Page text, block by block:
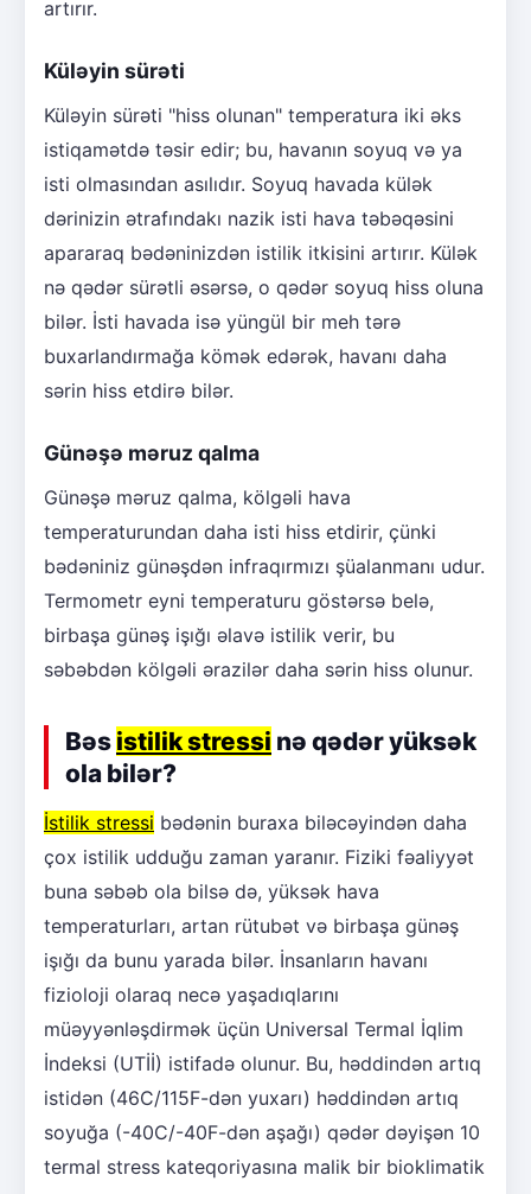
artırır.
Küləyin sürəti
Küləyin sürəti "hiss olunan" temperatura iki əks
istiqamətdə təsir edir; bu, havanın soyuq və ya
isti olmasından asılıdır. Soyuq havada külək
dərinizin ətrafındakı nazik isti hava təbəqəsini
apararaq bədəninizdən istilik itkisini artırır. Külək
nə qədər sürətli əsərsə, o qədər soyuq hiss oluna
bilər. İsti havada isə yüngül bir meh tərə
buxarlandırmağa kömək edərək, havanı daha
sərin hiss etdirə bilər.
Günəşə məruz qalma
Günəşə məruz qalma, kölgəli hava
temperaturundan daha isti hiss etdirir, çünki
bədəniniz günəşdən infraqırmızı şüalanmanı udur.
Termometr eyni temperaturu göstərsə belə,
birbaşa günəş işığı əlavə istilik verir, bu
səbəbdən kölgəli ərazilər daha sərin hiss olunur.
Bəs istilik stressi nə qədər yüksək
ola bilər?
İstilik stressi bədənin buraxa biləcəyindən daha
çox istilik udduğu zaman yaranır. Fiziki fəaliyyət
buna səbəb ola bilsə də, yüksək hava
temperaturları, artan rütubət və birbaşa günəş
işığı da bunu yarada bilər. İnsanların havanı
fizioloji olaraq necə yaşadıqlarını
müəyyənləşdirmək üçün Universal Termal İqlim
İndeksi (UTİİ) istifadə olunur. Bu, həddindən artıq
istidən (46C/115F-dən yuxarı) həddindən artıq
soyuğa (-40C/-40F-dən aşağı) qədər dəyişən 10
termal stress kateqoriyasına malik bir bioklimatik